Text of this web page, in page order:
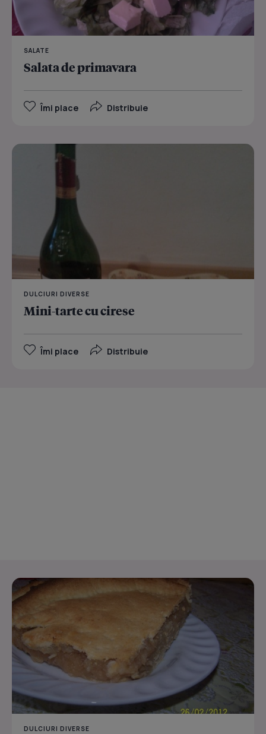
SALATE
Salata de primavara
Îmi place Distribuie
DULCIURI DIVERSE
Mini-tarte cu cirese
Îmi place Distribuie
DULCIURI DIVERSE